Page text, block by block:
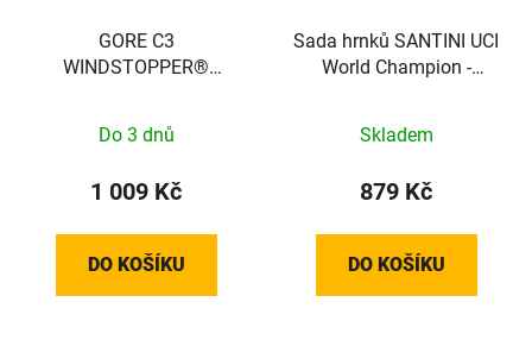
GORE C3
WINDSTOPPER®
100398089903
Do 3 dnů
1 009 Kč
DO KOŠÍKU
Sada hrnků SANTINI UCI
World Champion -
Skladem
879 Kč
DO KOŠÍKU